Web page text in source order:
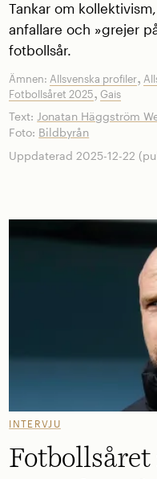
Tankar om
anfallare och »grejer
fotbollsår.
Ämnen: Allsvenska profiler,
Fotbollsåret 2025,Gais
Text: Jonatan Häggström
Foto: Bildbyrån
Uppdaterad 2025-12-22
INTERVJU
Fotbollsåret